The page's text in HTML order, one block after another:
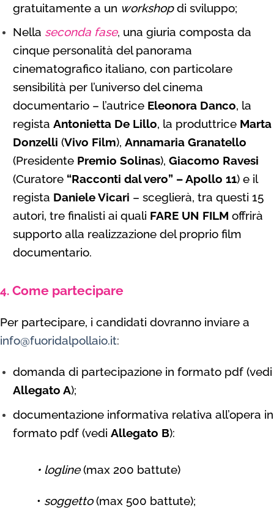
gratuitamente a un workshopdi sviluppo;
Nella seconda fase, una giuria composta da
cinque personalità del panorama
cinematografico italiano, con particolare
sensibilità per l’universo del cinema
documentario – l’autrice Eleonora Danco, la
regista Antonietta De Lillo, la produttrice Marta
Donzelli (Vivo Film), Annamaria Granatello
(PresidentePremio Solinas), Giacomo Ravesi
(Curatore “Racconti dal vero” – Apollo 11) e il
regista Daniele Vicari – sceglierà, tra questi 15
autori, tre finalisti ai quali FARE UN FILM offrirà
supporto alla realizzazione del proprio film
documentario.
4. Come partecipare
Per partecipare, i candidati dovranno inviare a
info@fuoridalpollaio.it:
domanda di partecipazione in formato pdf (vedi
Allegato A);
documentazione informativa relativa all’opera in
formato pdf (vedi Allegato B):
• logline(max 200 battute)
• soggetto(max 500 battute);